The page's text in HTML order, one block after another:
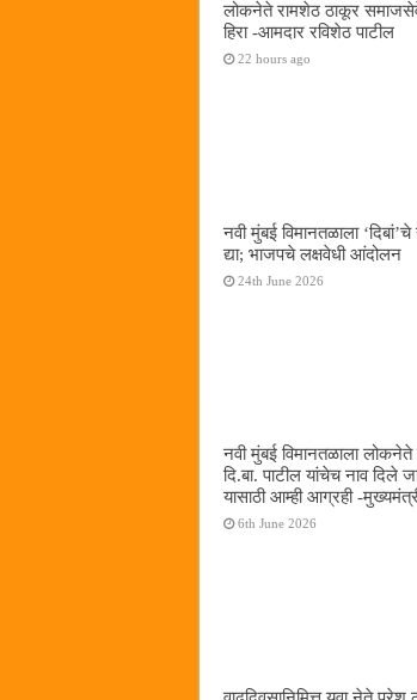
लोकनेते रामशेठ ठाकूर
हिरा -आमदार रविशेठ पाटील
22 hours ago
नवी मुंबई विमानतळाला ‌‘दिबां‌’चे
द्या; भाजपचे लक्षवेधी आंदोलन
24th June 2026
नवी मुंबई विमानतळाला लोकनेते
दि.बा. पाटील यांचेच नाव दिले
यासाठी आम्ही आग्रही -
6th June 2026